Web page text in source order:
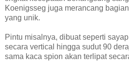
Koenigsseg juga merancang
yang unik.
Pintu misalnya, dibuat seperti
secara vertical hingga sudut 90
sama kaca spion akan terlipat